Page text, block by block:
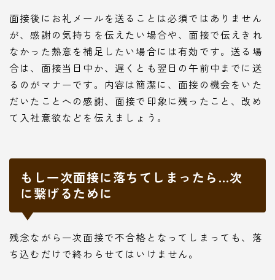
面接後にお礼メールを送ることは必須ではありません
が、感謝の気持ちを伝えたい場合や、面接で伝えきれ
なかった熱意を補足したい場合には有効です。送る場
合は、面接当日中か、遅くとも翌日の午前中までに送
るのがマナーです。内容は簡潔に、面接の機会をいた
だいたことへの感謝、面接で印象に残ったこと、改め
て入社意欲などを伝えましょう。
もし一次面接に落ちてしまったら…次
に繋げるために
残念ながら一次面接で不合格となってしまっても、落
ち込むだけで終わらせてはいけません。